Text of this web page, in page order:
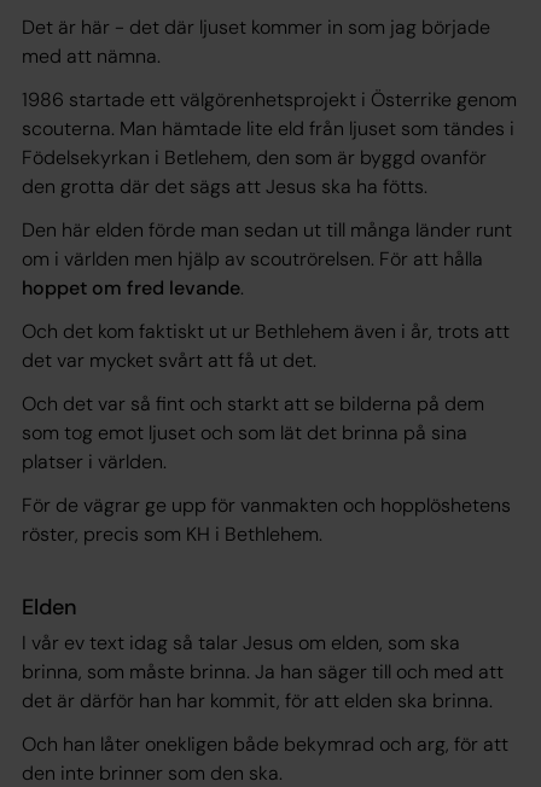
Det är här - det där ljuset kommer in som jag började
med att nämna.
1986 startade ett välgörenhetsprojekt i Österrike genom
scouterna. Man hämtade lite eld från ljuset som tändes i
Födelsekyrkan i Betlehem, den som är byggd ovanför
den grotta där det sägs att Jesus ska ha fötts.
Den här elden förde man sedan ut till många länder runt
om i världen men hjälp av scoutrörelsen. För att hålla
hoppet om fred levande.
Och det kom faktiskt ut ur Bethlehem även i år, trots att
det var mycket svårt att få ut det.
Och det var så fint och starkt att se bilderna på dem
som tog emot ljuset och som lät det brinna på sina
platser i världen.
För de vägrar ge upp för vanmakten och hopplöshetens
röster, precis som KH i Bethlehem.
Elden
I vår ev text idag så talar Jesus om elden, som ska
brinna, som måste brinna. Ja han säger till och med att
det är därför han har kommit, för att elden ska brinna.
Och han låter onekligen både bekymrad och arg, för att
den inte brinner som den ska.